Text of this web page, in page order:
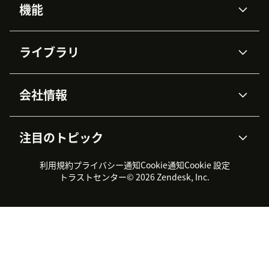
機能
Zendesk AI
高度なデータプライバシーと
データ保護
ナレッジベース
ワークフォースマネジメント
カスタマーポータル
ライブラリ
APIと開発者向け情報
AI研究
イベント情報
導入事例
トライアル体験とFAQ
会社情報
採用情報
インクルージョン＆ビロンギ
サステナビリティレポート
Zendesk Foundation
注目のトピック
CX Trends 2026
製品のアップデート情報
カスタマーサポートツール
ヘルプデスク向けチケット管
利用規約プライバシー通知Cookie通知Cookie 設定
トラストセンター© 2026 Zendesk, Inc.